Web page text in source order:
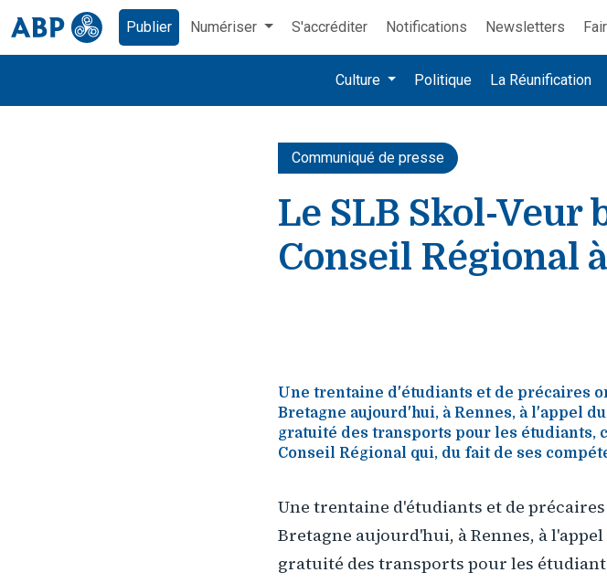
Publier Numériser S'accréditer Notifications Newsletters
Culture Politique La Réunification
Communiqué de presse
Le SLB Skol-
Conseil Régional
Une trentaine d'étudiants et de précaires
Bretagne aujourd'hui, à Rennes, à l'appel
gratuité des transports pour les étudiants,
Conseil Régional qui, du fait de ses
Une trentaine d'étudiants et de
Bretagne aujourd'hui, à Rennes, à
gratuité des transports pour les